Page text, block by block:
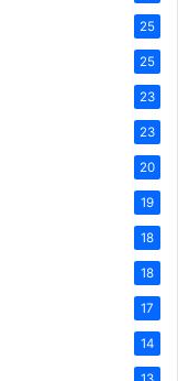
25
25
23
23
20
19
18
18
17
14